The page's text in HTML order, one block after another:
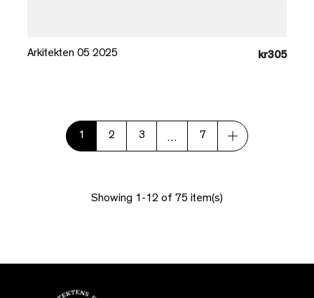
Arkitekten 05 2025 kr305
1 2 3 … 7
Showing 1-12 of 75 item(s)